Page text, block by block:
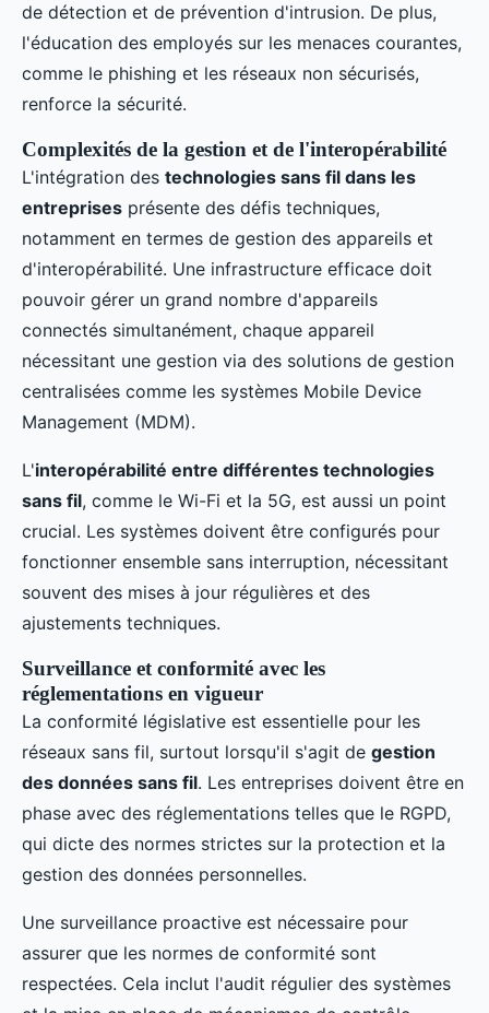
de détection et de prévention d'intrusion. De plus,
l'éducation des employés sur les menaces courantes,
comme le phishing et les réseaux non sécurisés,
renforce la sécurité.
Complexités de la gestion et de l'interopérabilité
L'intégration des technologies sans fil dans les
entreprises présente des défis techniques,
notamment en termes de gestion des appareils et
d'interopérabilité. Une infrastructure efficace doit
pouvoir gérer un grand nombre d'appareils
connectés simultanément, chaque appareil
nécessitant une gestion via des solutions de gestion
centralisées comme les systèmes Mobile Device
Management (MDM).
L'interopérabilité entre différentes technologies
sans fil, comme le Wi-Fi et la 5G, est aussi un point
crucial. Les systèmes doivent être configurés pour
fonctionner ensemble sans interruption, nécessitant
souvent des mises à jour régulières et des
ajustements techniques.
Surveillance et conformité avec les
réglementations en vigueur
La conformité législative est essentielle pour les
réseaux sans fil, surtout lorsqu'il s'agit de gestion
des données sans fil. Les entreprises doivent être en
phase avec des réglementations telles que le RGPD,
qui dicte des normes strictes sur la protection et la
gestion des données personnelles.
Une surveillance proactive est nécessaire pour
assurer que les normes de conformité sont
respectées. Cela inclut l'audit régulier des systèmes